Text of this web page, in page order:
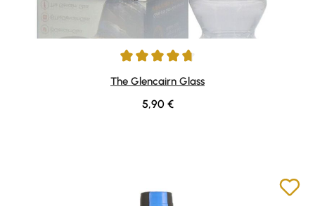
Durchschnittliche Bewertung von 4.84 von 5 Sternen
The Glencairn Glass
Regulärer Preis:
5,90 €